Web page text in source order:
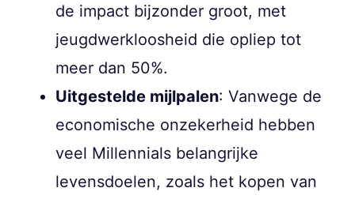
de impact bijzonder groot, met
jeugdwerkloosheid die opliep tot
meer dan 50%.
Uitgestelde mijlpalen: Vanwege de
economische onzekerheid hebben
veel Millennials belangrijke
levensdoelen, zoals het kopen van